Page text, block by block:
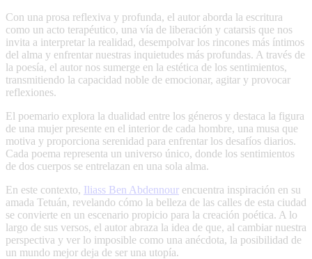
Con una prosa reflexiva y profunda, el autor aborda la escritura
como un acto terapéutico, una vía de liberación y catarsis que nos
invita a interpretar la realidad, desempolvar los rincones más íntimos
del alma y enfrentar nuestras inquietudes más profundas. A través de
la poesía, el autor nos sumerge en la estética de los sentimientos,
transmitiendo la capacidad noble de emocionar, agitar y provocar
reflexiones.
El poemario explora la dualidad entre los géneros y destaca la figura
de una mujer presente en el interior de cada hombre, una musa que
motiva y proporciona serenidad para enfrentar los desafíos diarios.
Cada poema representa un universo único, donde los sentimientos
de dos cuerpos se entrelazan en una sola alma.
En este contexto, Iliass Ben Abdennour encuentra inspiración en su
amada Tetuán, revelando cómo la belleza de las calles de esta ciudad
se convierte en un escenario propicio para la creación poética. A lo
largo de sus versos, el autor abraza la idea de que, al cambiar nuestra
perspectiva y ver lo imposible como una anécdota, la posibilidad de
un mundo mejor deja de ser una utopía.